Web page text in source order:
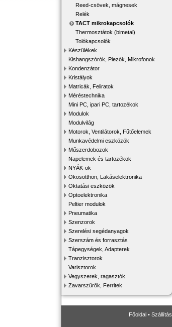
Reed-csövek, mágnesek
Relék
TACT mikrokapcsolók
Thermosztátok (bimetal)
Tolókapcsolók
Készülékek
Kishangszórók, Piezók, Mikrofonok
Kondenzátor
Kristályok
Matricák, Feliratok
Méréstechnika
Mini PC, ipari PC, tartozékok
Modulok
Modulvilág
Motorok, Ventilátorok, Fűtőelemek
Munkavédelmi eszközök
Műszerdobozok
Napelemek és tartozékok
NYÁK-ok
Okosotthon, Lakáselektronika
Oktatási eszközök
Optoelektronika
Peltier modulok
Pneumatika
Szenzorok
Szerelési segédanyagok
Szerszám és forrasztás
Tápegységek, Adapterek
Tranzisztorok
Varisztorok
Vegyszerek, ragasztók
Zavarszűrők, Ferritek
Főoldal • Szállítás